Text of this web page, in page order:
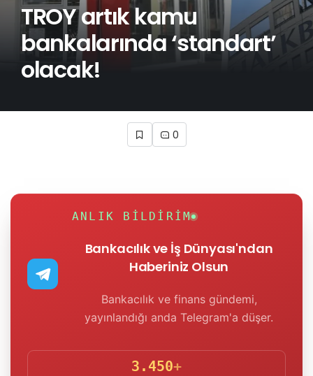
TROY artık kamu
bankalarında ‘standart’
olacak!
0
ANLIK BILDIRIM
Bankacılık ve İş Dünyası'ndan
Haberiniz Olsun
Bankacılık ve finans gündemi,
yayınlandığı anda Telegram'a düşer.
3.450+